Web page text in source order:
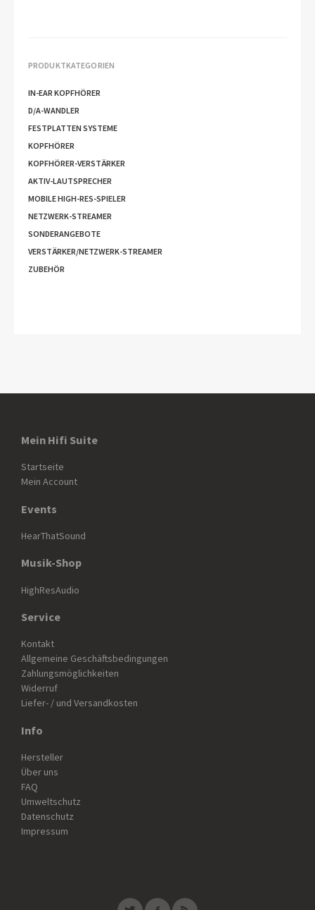
PRODUKTKATEGORIEN
IN-EAR KOPFHÖRER
D/A-WANDLER
FESTPLATTEN SYSTEME
KOPFHÖRER
KOPFHÖRER-VERSTÄRKER
AKTIV-LAUTSPRECHER
MOBILE HIGH-RES-SPIELER
NETZWERK-STREAMER
SONDERANGEBOTE
VERSTÄRKER/NETZWERK-STREAMER
ZUBEHÖR
Mein Hifi Suite
Startseite
Mein Account
Events
HearThatSound
Musik-Shop
HighResAudio
Service
Kontakt
Allgemeine Geschäftsbedingungen
Zahlungsmöglichkeiten
Widerruf
Liefer- / und Versandkosten
Info
Hersteller
Über uns
FAQ
Umweltschutz
Datenschutz
Impressum